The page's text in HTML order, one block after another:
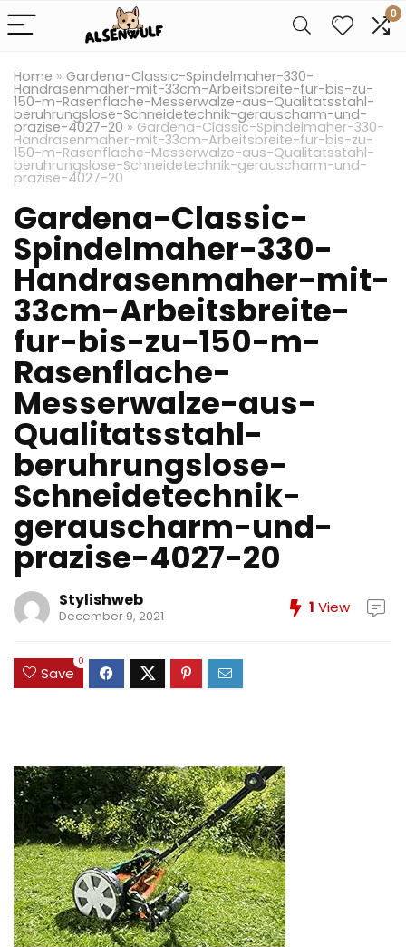
0
Home » Gardena-Classic-Spindelmaher-330-
Handrasenmaher-mit-33cm-Arbeitsbreite-fur-bis-zu-
150-m-Rasenflache-Messerwalze-aus-Qualitatsstahl-
beruhrungslose-Schneidetechnik-gerauscharm-und-
prazise-4027-20 » Gardena-Classic-Spindelmaher-330-
Handrasenmaher-mit-33cm-Arbeitsbreite-fur-bis-zu-
150-m-Rasenflache-Messerwalze-aus-Qualitatsstahl-
beruhrungslose-Schneidetechnik-gerauscharm-und-
prazise-4027-20
Gardena-Classic-
Spindelmaher-330-
Handrasenmaher-mit-
33cm-Arbeitsbreite-
fur-bis-zu-150-m-
Rasenflache-
Messerwalze-aus-
Qualitatsstahl-
beruhrungslose-
Schneidetechnik-
gerauscharm-und-
prazise-4027-20
Stylishweb
December 9, 2021 1 View
Save
0